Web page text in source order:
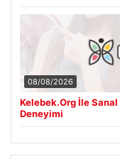
08/08/2026
Kelebek.Org İle
Deneyimi